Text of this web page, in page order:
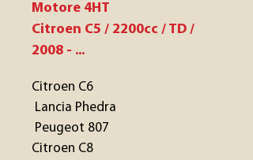
Motore 4HT
Citroen C5 / 2200cc / TD /
2008 - ...
Citroen C6
Lancia Phedra
Peugeot 807
Citroen C8